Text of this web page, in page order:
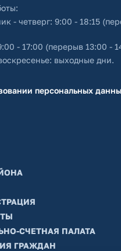
- четверг: 9:00 - 18:15
- 17:00 (перерыв 13:00 -
выходные дни.
персональных
СЧЕТНАЯ ПАЛАТА
ГРАЖДАН